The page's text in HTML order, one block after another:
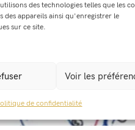
des technologies telles que les
appareils ainsi qu'enregistrer le
sur ce site.
Voir les
de confidentialité